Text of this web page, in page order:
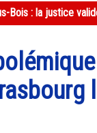
Bois : la justice